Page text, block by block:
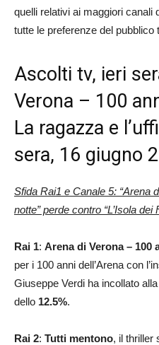
quelli relativi ai maggiori canali
tutte le preferenze del
Ascolti tv, ieri
Verona – 100
La ragazza e
sera, 16 giugno
Sfida Rai1 e Canale 5: “Arena
notte” perde contro “L’Isola dei
Rai 1: Arena di Verona – 100
per i 100 anni dell’Arena con
Giuseppe Verdi ha incollato
dello 12.5%.
Rai 2: Tutti mentono, il thriller